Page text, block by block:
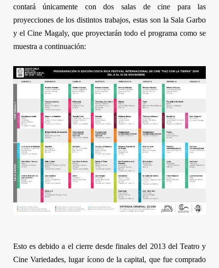
contará únicamente con dos salas de cine para las
proyecciones de los distintos trabajos, estas son la Sala Garbo
y el Cine Magaly, que proyectarán todo el programa como se
muestra a continuación:
Esto es debido a el cierre desde finales del 2013 del Teatro y
Cine Variedades, lugar ícono de la capital, que fue comprado